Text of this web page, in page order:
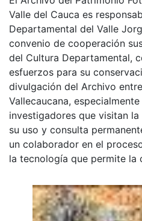
Valle del Cauca es
Departamental del Valle
convenio de cooperación
del Cultura Departamental,
esfuerzos para su
divulgación del Archivo
Vallecaucana,
investigadores que visitan
su uso y consulta
un colaborador en el
la tecnología que permite la